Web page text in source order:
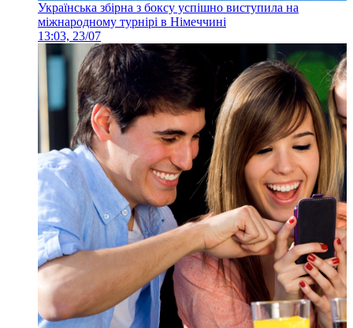
Українська збірна з боксу успішно виступила на
міжнародному турнірі в Німеччині
13:03, 23/07